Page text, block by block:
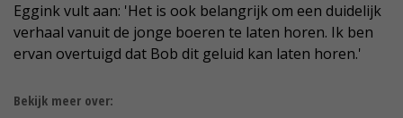
Eggink vult aan: 'Het is ook belangrijk om een duidelijk
verhaal vanuit de jonge boeren te laten horen. Ik ben
ervan overtuigd dat Bob dit geluid kan laten horen.'
Bekijk meer over: